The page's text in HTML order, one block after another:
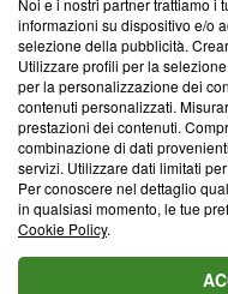
Corporate
Redazione
Informativa Privacy
Cookie Policy
Blasting SA, IDI CHE-
Lugano (Svizzera) Tel:
© 2026 Blasting News
Noi e i nostri partner trattiamo i
informazioni su dispositivo e/o
selezione della pubblicità.
Utilizzare profili per la
per la personalizzazione dei
contenuti personalizzati.
prestazioni dei contenuti.
combinazione di dati
servizi. Utilizzare dati limitati
Per conoscere nel dettaglio
in qualsiasi momento, le tue
Cookie Policy.